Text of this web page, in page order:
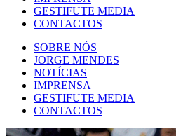
GESTIFUTE MEDIA
CONTACTOS
SOBRE NÓS
JORGE MENDES
NOTÍCIAS
IMPRENSA
GESTIFUTE MEDIA
CONTACTOS